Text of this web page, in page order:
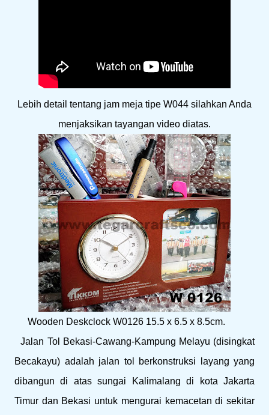
Lebih detail tentang jam meja tipe W044 silahkan Anda
menjaksikan tayangan video diatas.
Wooden Deskclock W0126 15.5 x 6.5 x 8.5cm.
Jalan Tol Bekasi-Cawang-Kampung Melayu (disingkat
Becakayu) adalah jalan tol berkonstruksi layang yang
dibangun di atas sungai Kalimalang di kota Jakarta
Timur dan Bekasi untuk mengurai kemacetan di sekitar